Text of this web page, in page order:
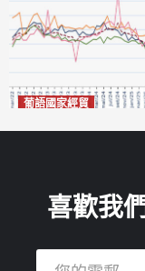
葡語國家經貿
喜歡我